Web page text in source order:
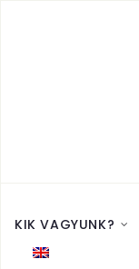
KIK VAGYUNK?